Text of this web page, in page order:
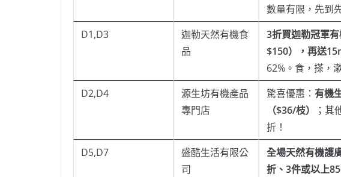
數量有限，先到
D1,D3
迦勒天然有機食
品
3折買迦勒冠軍
$150），再送
62%。食，搽，
D2,D4
源生坊有機產品
專門店
驚喜優惠： 有機
（$36/枝）
；其
折！
D5,D7
盛酷生活有限公
司
全場天然有機護
折、3件或以上85